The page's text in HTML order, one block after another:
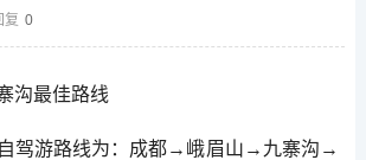
复 0
沟最佳路线
驾游路线为：成都→峨眉山→九寨沟→